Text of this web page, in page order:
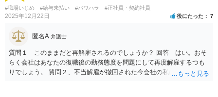
#職場いじめ #給与未払い #パワハラ #正社員・契約社員
2025年12月22日 役にたった 7
匿名A 弁護士
質問１ このままだと再解雇されるのでしょうか？ 回答 はい。おそ
らく会社はあなたの復職後の勤務態度を問題にして再度解雇するつも
りでしょう。 質問２、不当解雇が撤回された今会社の私に対する不当
をすることができるので、注意指導だけでは訴えることは難しいでし